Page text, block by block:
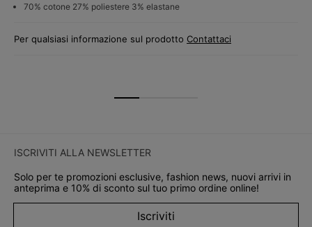
70% cotone 27% poliestere 3% elastane
Per qualsiasi informazione sul prodotto Contattaci
ISCRIVITI ALLA NEWSLETTER
Solo per te promozioni esclusive, fashion news, nuovi arrivi in
anteprima e 10% di sconto sul tuo primo ordine online!
Iscriviti